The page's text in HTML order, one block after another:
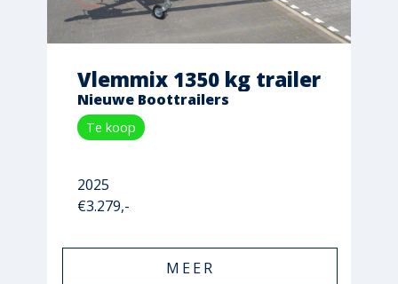
Vlemmix 1350 kg trailer
Nieuwe Boottrailers
Te koop
2025
€3.279,-
MEER